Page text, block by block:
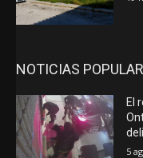
NOTICIAS
El
5